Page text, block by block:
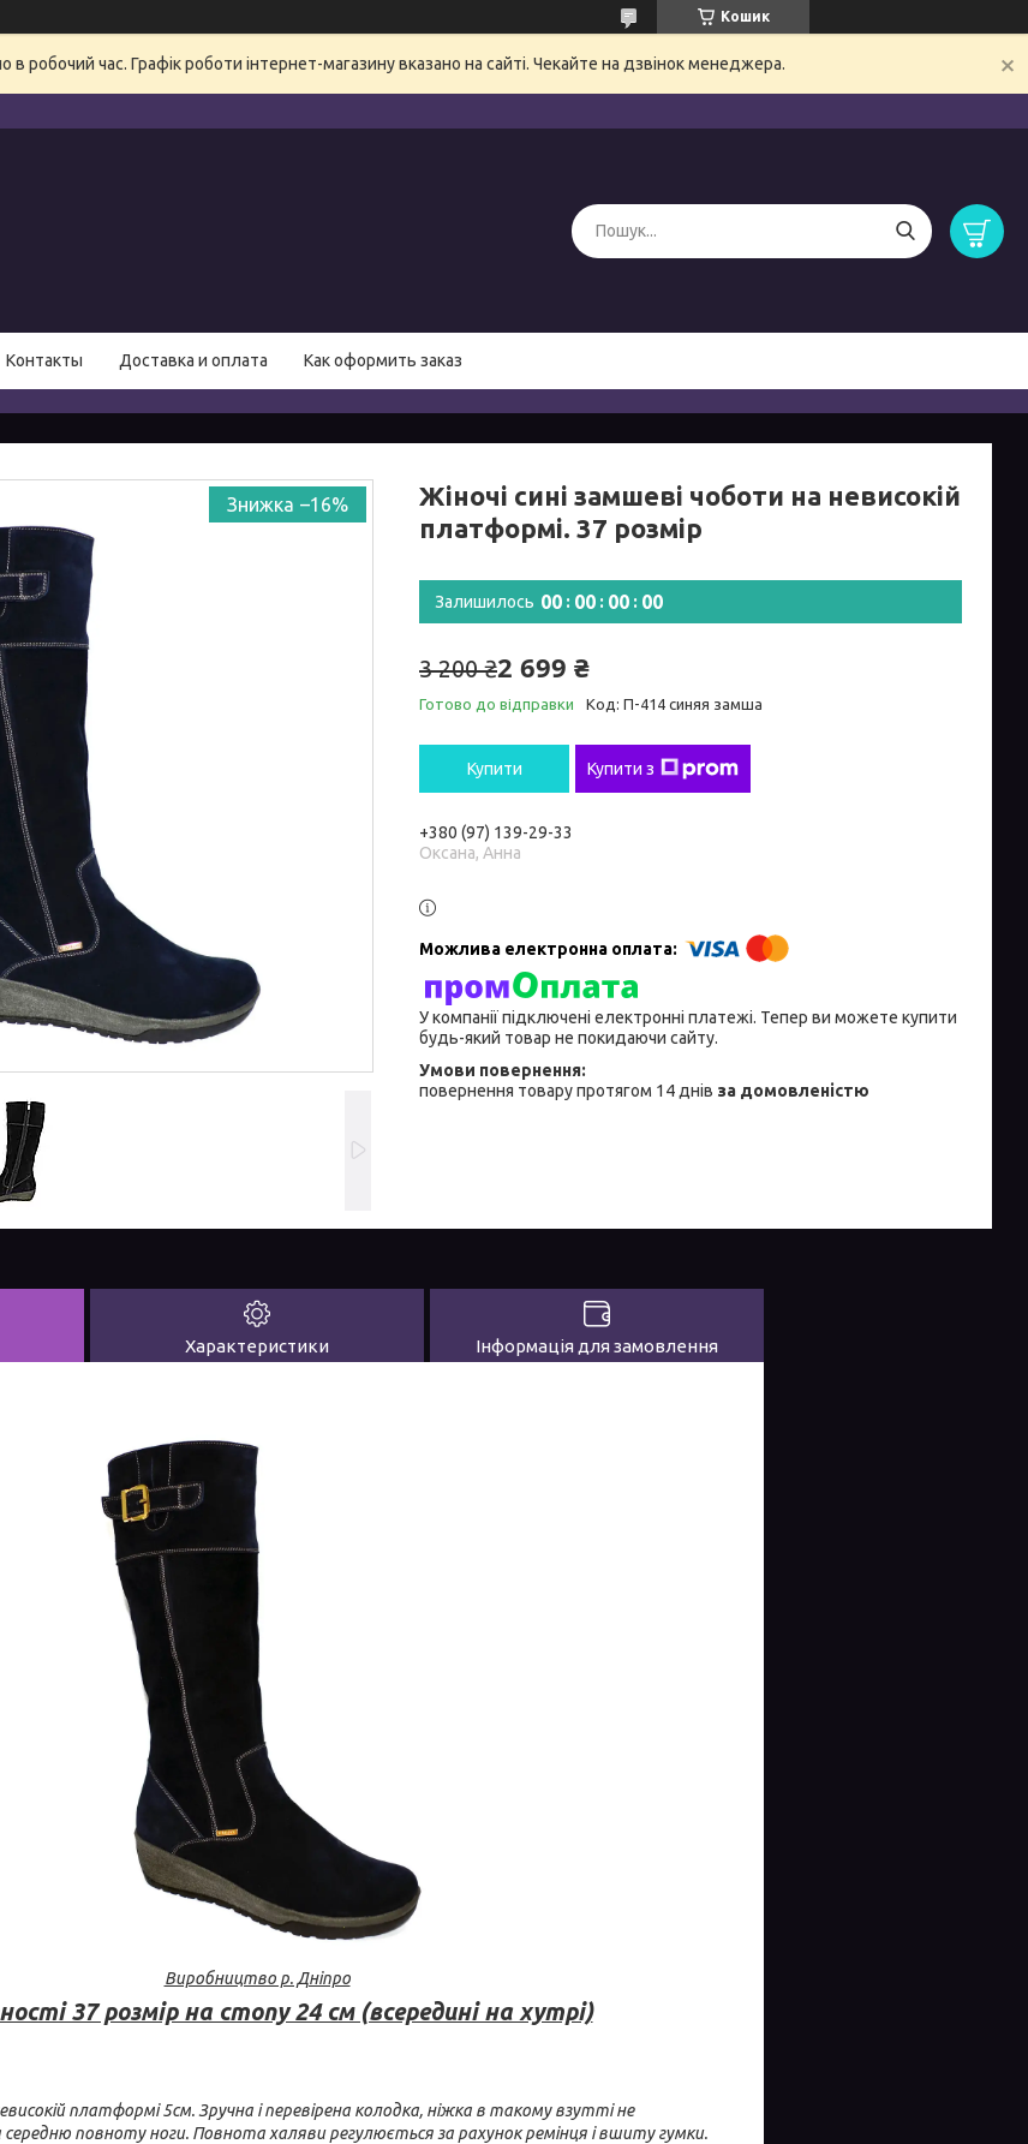
Кошик
робочий час. Графік роботи інтернет-магазину вказано на сайті. Чекайте на дзвінок менеджера.
Контакты Доставка и оплата Как оформить заказ
–16%
Жіночі сині замшеві чоботи на невисокій
платформі. 37 розмір
Залишилось 00 00 00 00
3 200 ₴2 699 ₴
Готово до відправки Код: П-414 синяя замша
Купити Купити з
+380 (97) 139-29-33
Оксана, Анна
У компанії підключені електронні платежі. Тепер ви можете купити
будь-який товар не покидаючи сайту.
повернення товару протягом 14 днів за домовленістю
Характеристики Інформація для замовлення
Виробництво р. Дніпро
37 розмір на стопу 24 см (всередині на хутрі)
платформі 5см. Зручна і перевірена колодка, ніжка в такому взутті не
повноту ноги. Повнота халяви регулюється за рахунок ремінця і вшиту гумки.